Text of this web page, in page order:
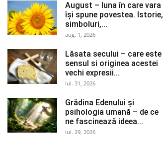
August – luna în care vara
își spune povestea. Istorie,
simboluri,...
aug. 1, 2026
Lăsata secului – care este
sensul si originea acestei
vechi expresii...
iul. 31, 2026
Grădina Edenului și
psihologia umană – de ce
ne fascinează ideea...
iul. 29, 2026